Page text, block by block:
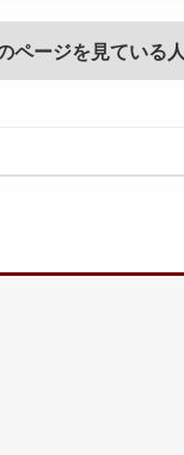
ページを見ている